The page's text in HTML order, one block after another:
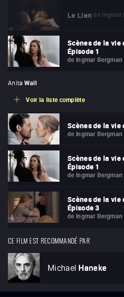
Le Lien de Ingmar
Scènes de la
Épisode 1
de Ingmar Bergman
Anita Wall
Voir la liste complète
Scènes de la
de Ingmar Bergman
Scènes de la
Épisode 1
de Ingmar Bergman
Scènes de la
Épisode 3
de Ingmar Bergman
CE FILM EST RECOMMANDÉ PAR
Michael Haneke